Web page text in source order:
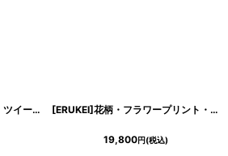
[ERUKEI]スパンコールMIX・ツイード・ポイントフリンジ・ノースリーブ・スリット・タイト・ミニドレス・ワンピース《送料＆代引き手数料無料》 [MIRIN着用] [ERUKEI]花柄・フラワープリント・フリルスリーブ・Aライン・フレア・ミディアムドレス・ワンピース[山崎みどり着用][送料無料]myall
19,800円(税込)